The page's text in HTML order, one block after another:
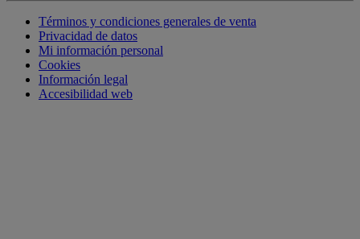
Términos y condiciones generales de venta
Privacidad de datos
Mi información personal
Cookies
Información legal
Accesibilidad web